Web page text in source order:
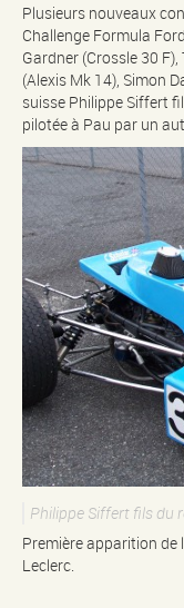
Plusieurs nouveaux
Challenge Formula
Gardner (Crossle 30
(Alexis Mk 14), Simon
suisse Philippe Siffert
pilotée à Pau par un
Philippe Siffert fils du
Première apparition
Leclerc.